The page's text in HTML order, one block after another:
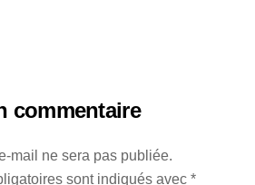
commentaire
mail ne sera pas publiée.
sont indiqués avec *